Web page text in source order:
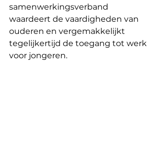
samenwerkingsverband
waardeert de vaardigheden van
ouderen en vergemakkelijkt
tegelijkertijd de toegang tot werk
voor jongeren.